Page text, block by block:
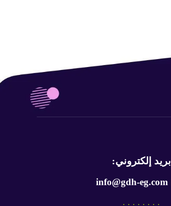
بريد إلكتروني:
info@gdh-eg.com